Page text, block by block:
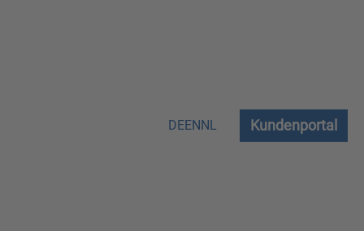
DEENNL Kundenportal